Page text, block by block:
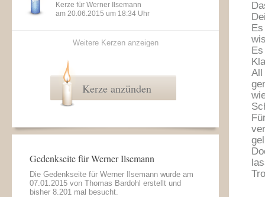
Kerze für Werner Ilsemann
am 20.06.2015 um 18:34 Uhr
Weitere Kerzen anzeigen
Kerze anzünden
Gedenkseite für Werner Ilsemann
Die Gedenkseite für Werner Ilsemann wurde am
07.01.2015 von Thomas Bardohl erstellt und
bisher 8.201 mal besucht.